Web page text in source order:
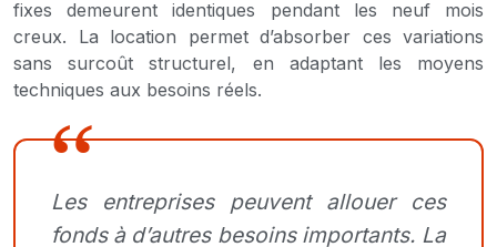
fixes demeurent identiques pendant les neuf mois
creux. La location permet d’absorber ces variations
sans surcoût structurel, en adaptant les moyens
techniques aux besoins réels.
Les entreprises peuvent allouer ces
fonds à d’autres besoins importants. La